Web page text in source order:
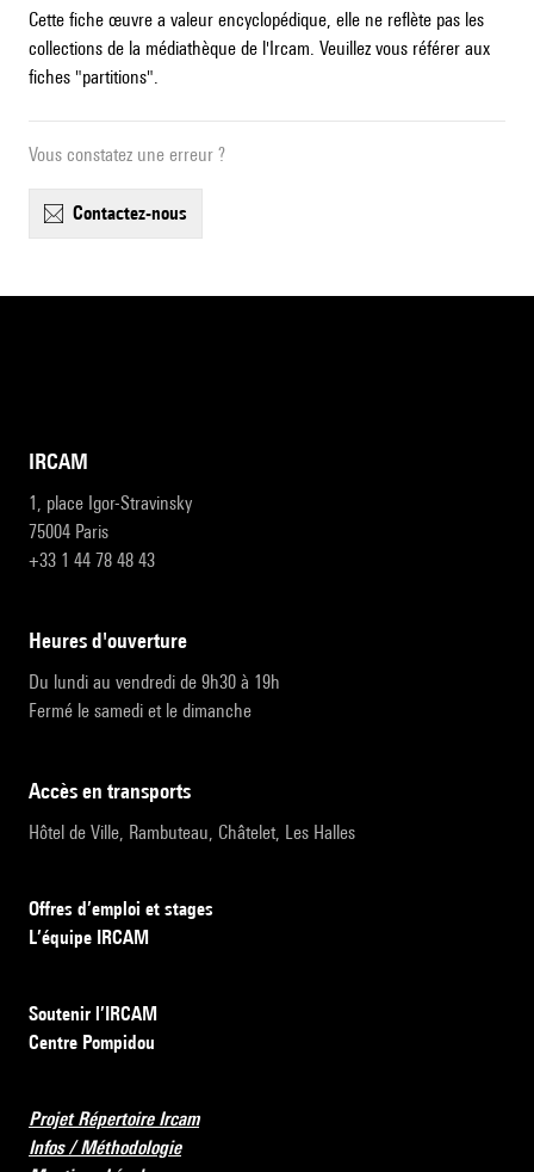
Cette fiche œuvre a valeur encyclopédique, elle ne reflète pas les
collections de la médiathèque de l'Ircam. Veuillez vous référer aux
fiches "partitions".
Vous constatez une erreur ?
contactez-nous
IRCAM
1, place Igor-Stravinsky
75004 Paris
+33 1 44 78 48 43
heures d'ouverture
Du lundi au vendredi de 9h30 à 19h
Fermé le samedi et le dimanche
accès en transports
Hôtel de Ville, Rambuteau, Châtelet, Les Halles
Offres d’emploi et stages
L’équipe IRCAM
Soutenir l’IRCAM
Centre Pompidou
Projet Répertoire Ircam
Infos / Méthodologie